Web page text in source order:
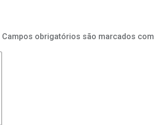
Campos obrigatórios são marcados com